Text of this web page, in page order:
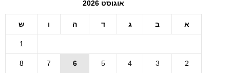
אוגוסט 2026
א ב ג ד ה ו ש
1
2
3
4
5
6
7
8